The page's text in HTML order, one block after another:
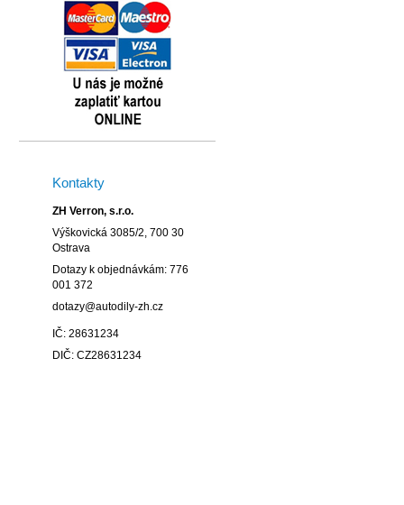
Kontakty
ZH Verron, s.r.o.
Výškovická 3085/2, 700 30
Ostrava
Dotazy k objednávkám: 776
001 372
dotazy@autodily-zh.cz
IČ: 28631234
DIČ: CZ28631234